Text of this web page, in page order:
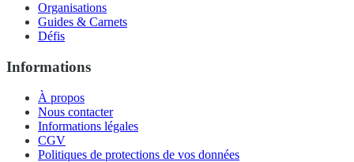
Organisations
Guides & Carnets
Défis
Informations
À propos
Nous contacter
Informations légales
CGV
Politiques de protections de vos données